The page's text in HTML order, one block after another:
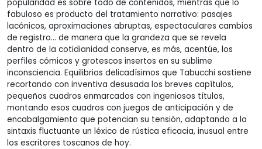
popularidad es sobre todo de contenidos, mientras que lo
fabuloso es producto del tratamiento narrativo: pasajes
lacónicos, aproximaciones abruptas, espectaculares cambios
de registro… de manera que la grandeza que se revela
dentro de la cotidianidad conserve, es más, acentúe, los
perfiles cómicos y grotescos insertos en su sublime
inconsciencia. Equilibrios delicadísimos que Tabucchi sostiene
recortando con inventiva desusada los breves capítulos,
pequeños cuadros enmarcados con ingeniosos títulos,
montando esos cuadros con juegos de anticipación y de
encabalgamiento que potencian su tensión, adaptando a la
sintaxis fluctuante un léxico de rústica eficacia, inusual entre
los escritores toscanos de hoy.